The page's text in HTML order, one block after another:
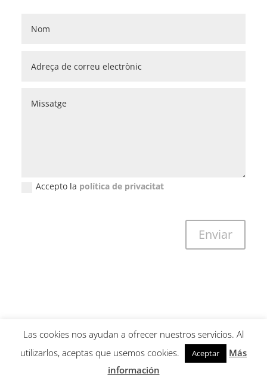
New Field
Accepto la política de privacitat
Enviar
Copyright © 2001-2026 Guillem Calatrava. All Rights Reserved -
Las cookies nos ayudan a ofrecer nuestros servicios. Al
utilizarlos, aceptas que usemos cookies.
Aceptar
Más
información